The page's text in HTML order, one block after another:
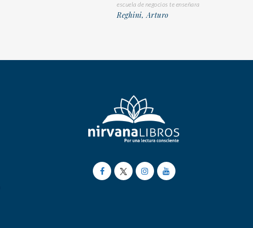
escuela de negocios te enseñara
Reghini, Arturo